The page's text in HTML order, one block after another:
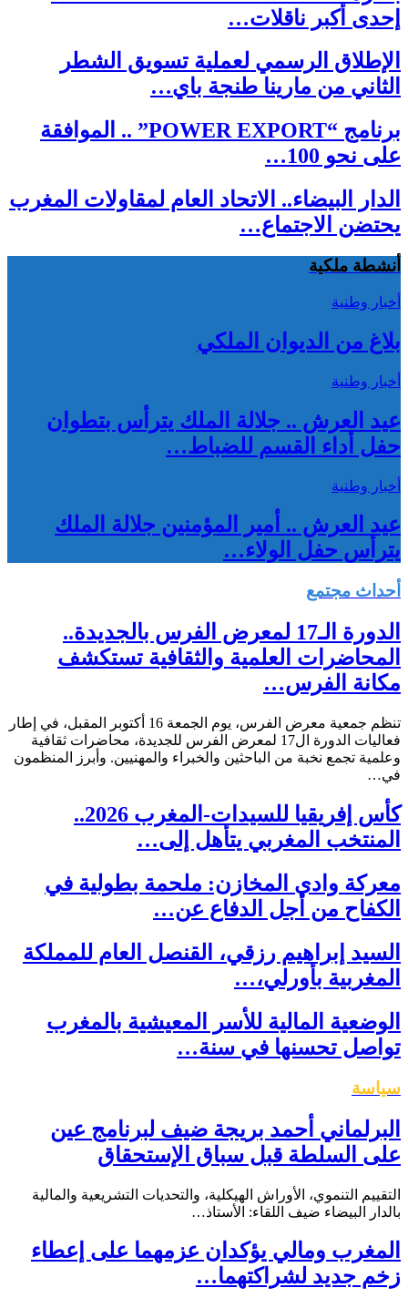
إحدى أكبر ناقلات…
الإطلاق الرسمي لعملية تسويق الشطر
الثاني من مارينا طنجة باي…
برنامج “POWER EXPORT” .. الموافقة
على نحو 100…
الدار البيضاء.. الاتحاد العام لمقاولات المغرب
يحتضن الاجتماع…
أنشطة ملكية
أخبار وطنية
بلاغ من الديوان الملكي
أخبار وطنية
عيد العرش .. جلالة الملك يترأس بتطوان
حفل أداء القسم للضباط…
أخبار وطنية
عيد العرش .. أمير المؤمنين جلالة الملك
يترأس حفل الولاء…
أحداث مجتمع
الدورة الـ17 لمعرض الفرس بالجديدة..
المحاضرات العلمية والثقافية تستكشف
مكانة الفرس…
تنظم جمعية معرض الفرس، يوم الجمعة 16 أكتوبر المقبل، في إطار
فعاليات الدورة ال17 لمعرض الفرس للجديدة، محاضرات ثقافية
وعلمية تجمع نخبة من الباحثين والخبراء والمهنيين. وأبرز المنظمون
في…
كأس إفريقيا للسيدات-المغرب 2026..
المنتخب المغربي يتأهل إلى…
معركة وادي المخازن: ملحمة بطولية في
الكفاح من أجل الدفاع عن…
السيد إبراهيم رزقي، القنصل العام للمملكة
المغربية بأورلي،…
الوضعية المالية للأسر المعيشية بالمغرب
تواصل تحسنها في سنة…
سياسة
البرلماني أحمد بريجة ضيف لبرنامج عين
على السلطة قبل سباق الإستحقاق
التقييم التنموي، الأوراش الهيكلية، والتحديات التشريعية والمالية
بالدار البيضاء ضيف اللقاء: الأستاذ…
المغرب ومالي يؤكدان عزمهما على إعطاء
زخم جديد لشراكتهما…